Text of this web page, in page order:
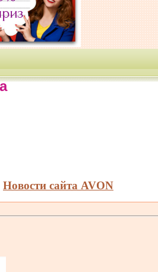
Новости сайта AVON